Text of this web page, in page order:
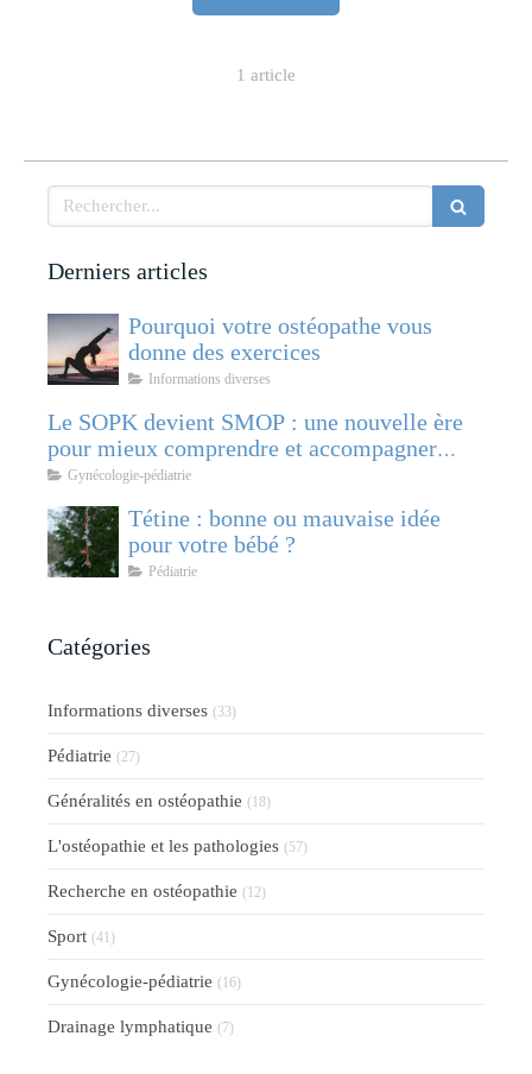
1 article
Rechercher
Derniers articles
Pourquoi votre ostéopathe vous
donne des exercices
Informations diverses
Le SOPK devient SMOP : une nouvelle ère
pour mieux comprendre et accompagner
cette pathologie féminine
Gynécologie-pédiatrie
Tétine : bonne ou mauvaise idée
pour votre bébé ?
Pédiatrie
Catégories
Informations diverses (33)
Pédiatrie (27)
Généralités en ostéopathie (18)
L'ostéopathie et les pathologies (57)
Recherche en ostéopathie (12)
Sport (41)
Gynécologie-pédiatrie (16)
Drainage lymphatique (7)